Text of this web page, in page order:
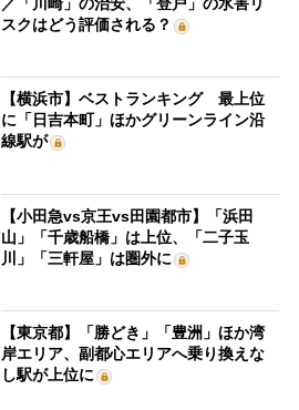
スクはどう評価される？
【横浜市】ベストランキング 最上位
に「日吉本町」ほかグリーンライン沿
線駅が
【小田急vs京王vs田園都市】「浜田
山」「千歳船橋」は上位、「二子玉
川」「三軒屋」は圏外に
【東京都】「勝どき」「豊洲」ほか湾
岸エリア、副都心エリアへ乗り換えな
し駅が上位に